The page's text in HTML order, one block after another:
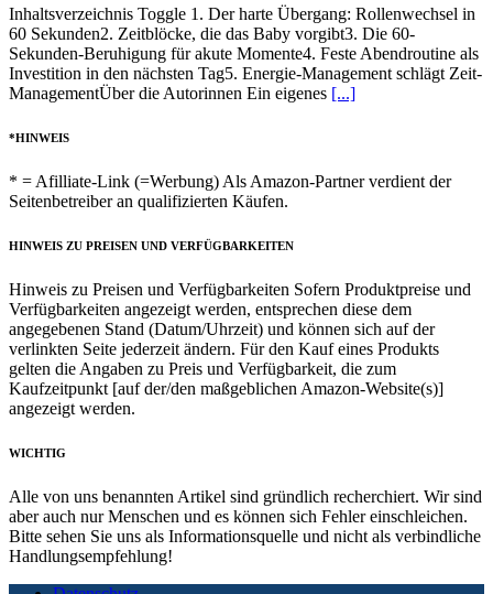
Inhaltsverzeichnis Toggle 1. Der harte Übergang: Rollenwechsel in
60 Sekunden2. Zeitblöcke, die das Baby vorgibt3. Die 60-
Sekunden-Beruhigung für akute Momente4. Feste Abendroutine als
Investition in den nächsten Tag5. Energie-Management schlägt Zeit-
ManagementÜber die Autorinnen Ein eigenes [...]
*HINWEIS
* = Afilliate-Link (=Werbung) Als Amazon-Partner verdient der
Seitenbetreiber an qualifizierten Käufen.
HINWEIS ZU PREISEN UND VERFÜGBARKEITEN
Hinweis zu Preisen und Verfügbarkeiten Sofern Produktpreise und
Verfügbarkeiten angezeigt werden, entsprechen diese dem
angegebenen Stand (Datum/Uhrzeit) und können sich auf der
verlinkten Seite jederzeit ändern. Für den Kauf eines Produkts
gelten die Angaben zu Preis und Verfügbarkeit, die zum
Kaufzeitpunkt [auf der/den maßgeblichen Amazon-Website(s)]
angezeigt werden.
WICHTIG
Alle von uns benannten Artikel sind gründlich recherchiert. Wir sind
aber auch nur Menschen und es können sich Fehler einschleichen.
Bitte sehen Sie uns als Informationsquelle und nicht als verbindliche
Handlungsempfehlung!